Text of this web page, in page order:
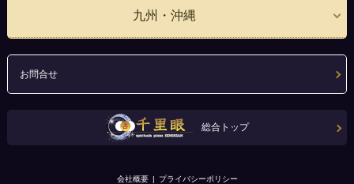
九州・沖縄
お問合せ
総合トップ
会社概要 プライバシーポリシー